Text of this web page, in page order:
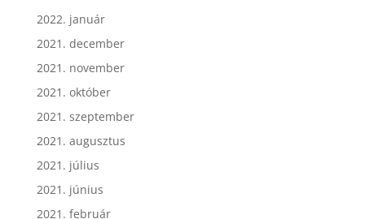
2022. január
2021. december
2021. november
2021. október
2021. szeptember
2021. augusztus
2021. július
2021. június
2021. február